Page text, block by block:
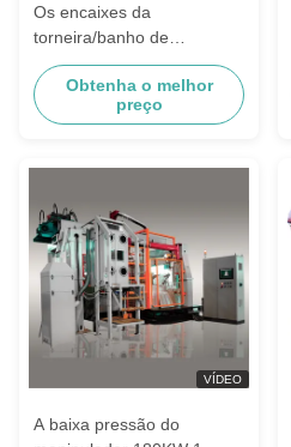
Os encaixes da
torneira/banho de
água/pressão torneira de
bronze a baixa morrem
máquina de Cating
Obtenha o melhor
preço
VÍDEO
A baixa pressão do